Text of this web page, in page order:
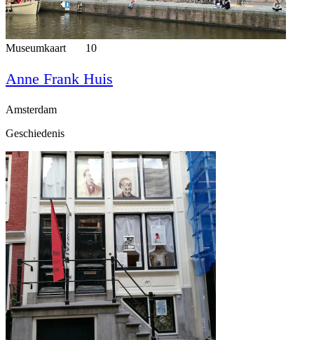
Museumkaart 10
Anne Frank Huis
Amsterdam
Geschiedenis